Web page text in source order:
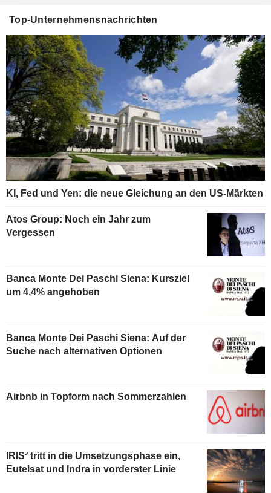
Top-Unternehmensnachrichten
KI, Fed und Yen: die neue Gleichung an den US-Märkten
Atos Group: Noch ein Jahr zum
Vergessen
Banca Monte Dei Paschi Siena: Kursziel
um 4,4% angehoben
Banca Monte Dei Paschi Siena: Auf der
Suche nach alternativen Optionen
Airbnb in Topform nach Sommerzahlen
IRIS² tritt in die Umsetzungsphase ein,
Eutelsat und Indra in vorderster Linie